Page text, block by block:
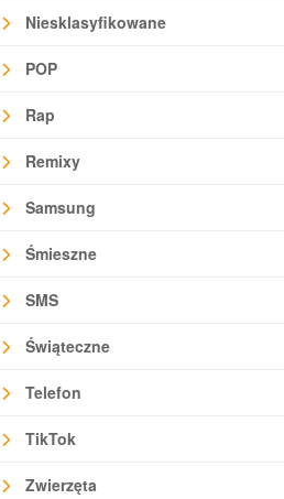
Niesklasyfikowane
POP
Rap
Remixy
Samsung
Śmieszne
SMS
Świąteczne
Telefon
TikTok
Zwierzęta